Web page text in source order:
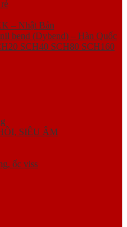
– Nhật Bản
bend (Dybend) – Hàn Quốc
SCH40 SCH80 SCH160
SIÊU ÂM
ốc viss